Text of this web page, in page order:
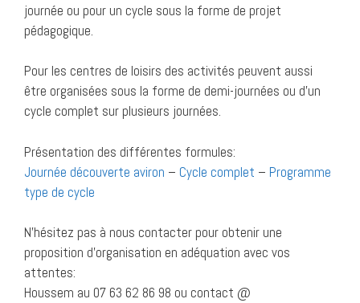
journée ou pour un cycle sous la forme de projet
pédagogique.
Pour les centres de loisirs des activités peuvent aussi
être organisées sous la forme de demi-journées ou d’un
cycle complet sur plusieurs journées.
Présentation des différentes formules:
Journée découverte aviron – Cycle complet – Programme
type de cycle
N’hésitez pas à nous contacter pour obtenir une
proposition d’organisation en adéquation avec vos
attentes:
Houssem au 07 63 62 86 98 ou contact @